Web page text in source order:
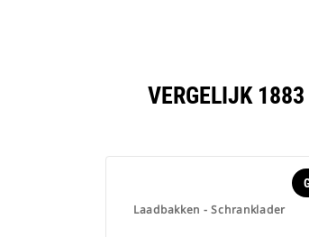
VERGELIJK
Laadbakken - Schranklader